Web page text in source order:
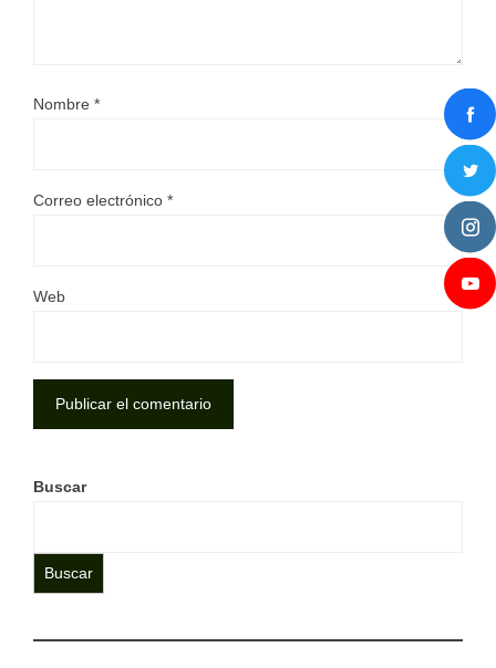
Nombre *
Correo electrónico *
Web
Buscar
Buscar